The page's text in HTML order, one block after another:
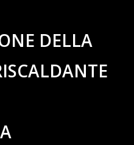
DELLA